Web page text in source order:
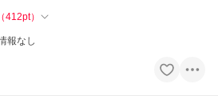
（412pt）
報なし